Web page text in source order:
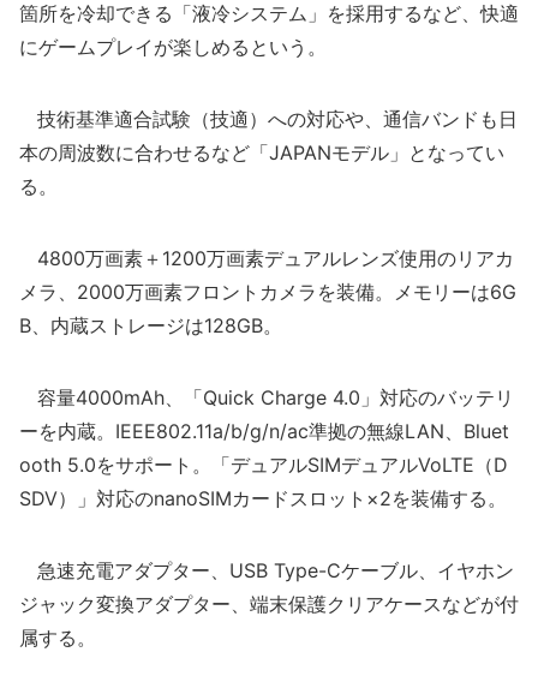
箇所を冷却できる「液冷システム」を採用するなど、快適
にゲームプレイが楽しめるという。
技術基準適合試験（技適）への対応や、通信バンドも日
本の周波数に合わせるなど「JAPANモデル」となってい
る。
4800万画素＋1200万画素デュアルレンズ使用のリアカ
メラ、2000万画素フロントカメラを装備。メモリーは6G
B、内蔵ストレージは128GB。
容量4000mAh、「Quick Charge 4.0」対応のバッテリ
ーを内蔵。IEEE802.11a/b/g/n/ac準拠の無線LAN、Bluet
ooth 5.0をサポート。「デュアルSIMデュアルVoLTE（D
SDV）」対応のnanoSIMカードスロット×2を装備する。
急速充電アダプター、USB Type-Cケーブル、イヤホン
ジャック変換アダプター、端末保護クリアケースなどが付
属する。